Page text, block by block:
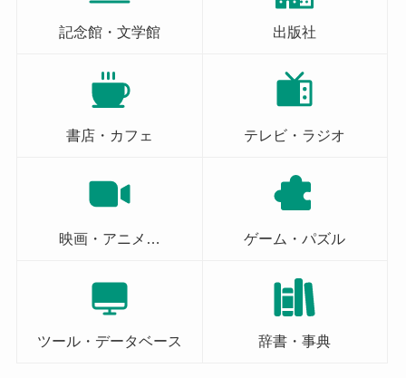
記念館・文学館 出版社
書店・カフェ テレビ・ラジオ
映画・アニメ… ゲーム・パズル
ツール・データベース 辞書・事典